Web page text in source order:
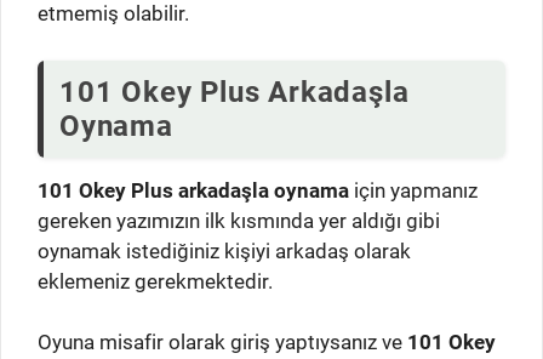
etmemiş olabilir.
101 Okey Plus Arkadaşla
Oynama
101 Okey Plus arkadaşla oynama için yapmanız
gereken yazımızın ilk kısmında yer aldığı gibi
oynamak istediğiniz kişiyi arkadaş olarak
eklemeniz gerekmektedir.
Oyuna misafir olarak giriş yaptıysanız ve 101 Okey